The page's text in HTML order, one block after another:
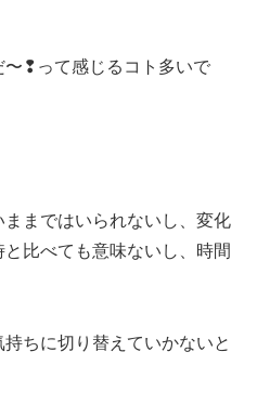
〜❢って感じるコト多いで
まではいられないし、変化
比べても意味ないし、時間
ちに切り替えていかないと